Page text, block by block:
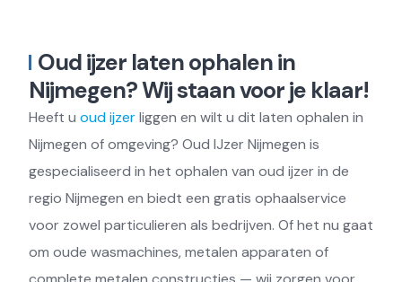
Oud ijzer laten ophalen in
Nijmegen? Wij staan voor je klaar!
Heeft u oud ijzerliggen en wilt u dit laten ophalen in
Nijmegen of omgeving? Oud IJzer Nijmegen is
gespecialiseerd in het ophalen van oud ijzer in de
regio Nijmegen en biedt een gratis ophaalservice
voor zowel particulieren als bedrijven. Of het nu gaat
om oude wasmachines, metalen apparaten of